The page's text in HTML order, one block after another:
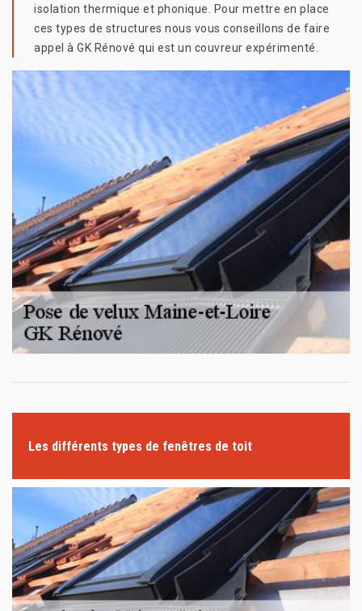
isolation thermique et phonique. Pour mettre en place
ces types de structures nous vous conseillons de faire
appel à GK Rénové qui est un couvreur expérimenté.
Les différents types de fenêtres de toit